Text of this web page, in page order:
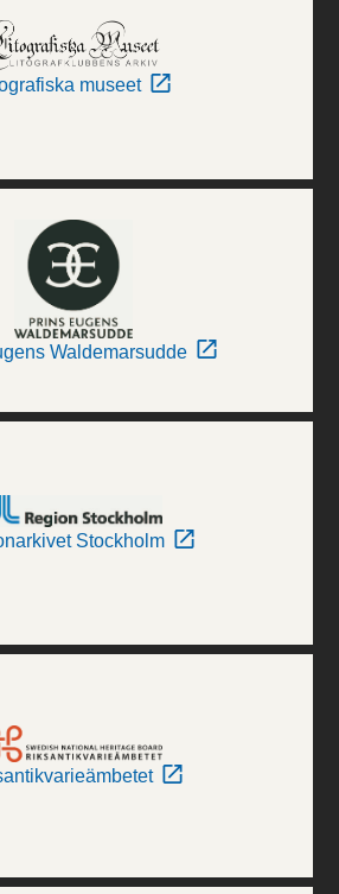
museet
Waldemarsudde
Stockholm